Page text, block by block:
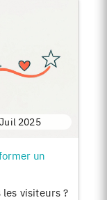
2025
un
visiteurs ?